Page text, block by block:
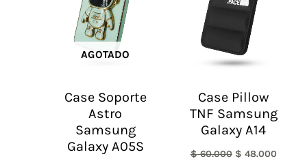
AGOTADO
Case Soporte
Astro
Samsung
Galaxy A05S
Case Pillow
TNF Samsung
Galaxy A14
$60.000 $ 48.000